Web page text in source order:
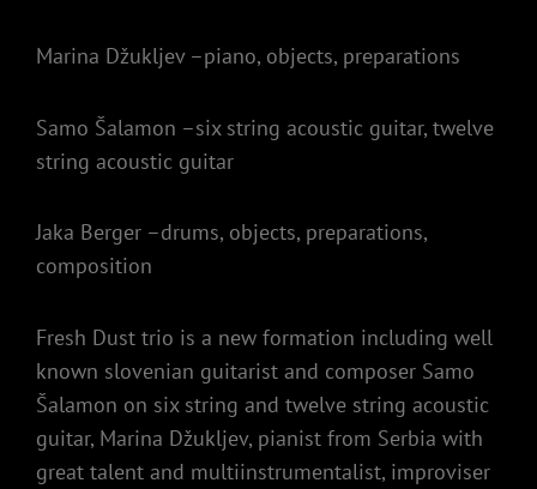
Marina Džukljev –piano, objects, preparations
Samo Šalamon –six string acoustic guitar, twelve
string acoustic guitar
Jaka Berger –drums, objects, preparations,
composition
Fresh Dust trio is a new formation including well
known slovenian guitarist and composer Samo
Šalamon on six string and twelve string acoustic
guitar, Marina Džukljev, pianist from Serbia with
great talent and multiinstrumentalist, improviser